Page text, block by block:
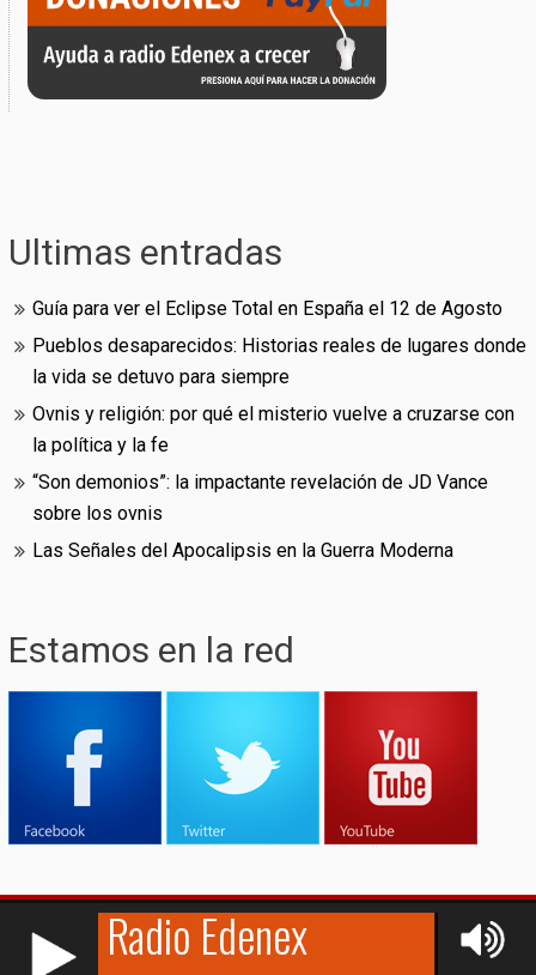
Ultimas entradas
Guía para ver el Eclipse Total en España el 12 de Agosto
Pueblos desaparecidos: Historias reales de lugares donde
la vida se detuvo para siempre
Ovnis y religión: por qué el misterio vuelve a cruzarse con
la política y la fe
“Son demonios”: la impactante revelación de JD Vance
sobre los ovnis
Las Señales del Apocalipsis en la Guerra Moderna
Estamos en la red
RCAST.NET
© (2009-2026)Edenex